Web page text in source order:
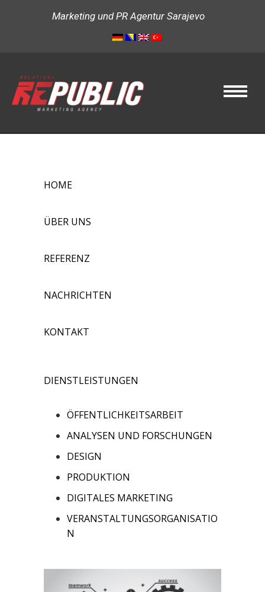
Marketing und PR Agentur Sarajevo
HOME
ÜBER UNS
REFERENZ
NACHRICHTEN
KONTAKT
DIENSTLEISTUNGEN
ÖFFENTLICHKEITSARBEIT
ANALYSEN UND FORSCHUNGEN
DESIGN
PRODUKTION
DIGITALES MARKETING
VERANSTALTUNGSORGANISATIO
N